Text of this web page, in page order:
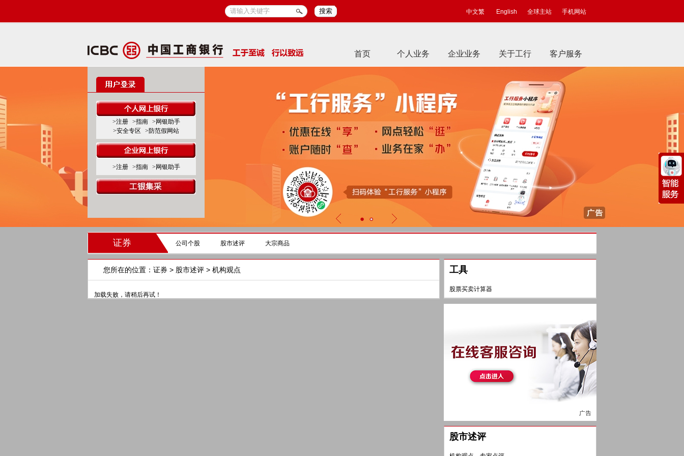
搜索 中文繁 English 全球主站 手机网站
首页 个人业务 企业业务 关于工行 客户服务
>注册 >指南
>网银助手
>安全专区
>防范假网站
>注册 >指南 >网银助手
证券 公司个股 股市述评 大宗商品
您所在的位置： 证券 > 股市述评 > 机构观点
加载失败，请稍后再试！
工具
股票买卖计算器
股市述评